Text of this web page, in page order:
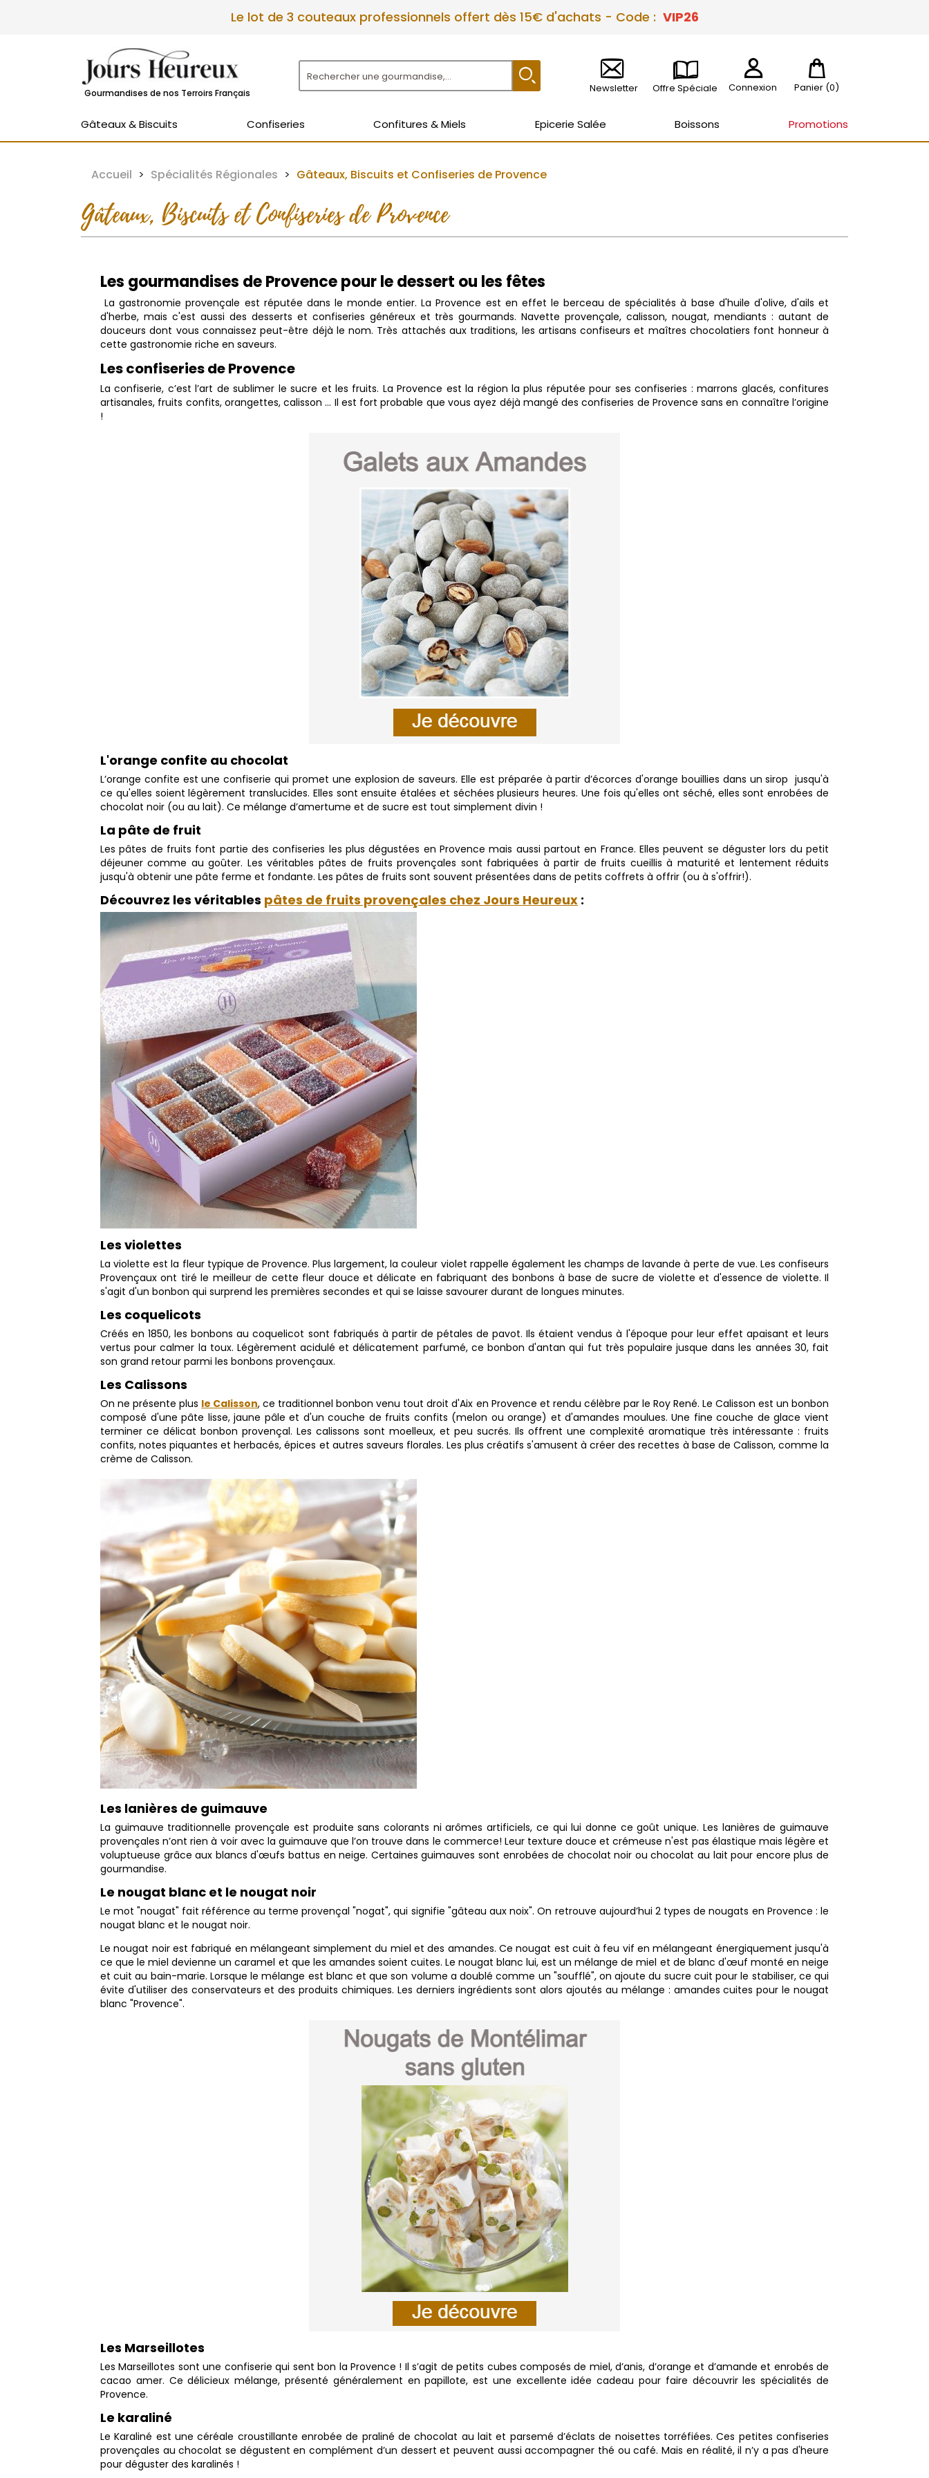
Le lot de 3 couteaux professionnels offert dès 15€ d'achats - Code : VIP26
Gourmandises de nos Terroirs Français Newsletter Offre Spéciale Connexion Panier (0)
Gâteaux & Biscuits Confiseries Confitures & Miels Epicerie Salée Boissons Promotions
Accueil Spécialités Régionales Gâteaux, Biscuits et Confiseries de Provence
Gâteaux, Biscuits et Confiseries de Provence
Les gourmandises de Provence pour le dessert ou les fêtes
La gastronomie provençale est réputée dans le monde entier. La Provence est en effet le berceau de spécialités à base d'huile d'olive, d'ails et
d'herbe, mais c'est aussi des desserts et confiseries généreux et très gourmands. Navette provençale, calisson, nougat, mendiants : autant de
douceurs dont vous connaissez peut-être déjà le nom. Très attachés aux traditions, les artisans confiseurs et maîtres chocolatiers font honneur à
cette gastronomie riche en saveurs.
Les confiseries de Provence
La confiserie, c’est l’art de sublimer le sucre et les fruits. La Provence est la région la plus réputée pour ses confiseries : marrons glacés, confitures
artisanales, fruits confits, orangettes, calisson … Il est fort probable que vous ayez déjà mangé des confiseries de Provence sans en connaître l’origine
!
L'orange confite au chocolat
L’orange confite est une confiserie qui promet une explosion de saveurs. Elle est préparée à partir d’écorces d'orange bouillies dans un sirop jusqu'à
ce qu'elles soient légèrement translucides. Elles sont ensuite étalées et séchées plusieurs heures. Une fois qu'elles ont séché, elles sont enrobées de
chocolat noir (ou au lait). Ce mélange d’amertume et de sucre est tout simplement divin !
La pâte de fruit
Les pâtes de fruits font partie des confiseries les plus dégustées en Provence mais aussi partout en France. Elles peuvent se déguster lors du petit
déjeuner comme au goûter. Les véritables pâtes de fruits provençales sont fabriquées à partir de fruits cueillis à maturité et lentement réduits
jusqu'à obtenir une pâte ferme et fondante. Les pâtes de fruits sont souvent présentées dans de petits coffrets à offrir (ou à s'offrir!).
Découvrez les véritables pâtes de fruits provençales chez Jours Heureux :
Les violettes
La violette est la fleur typique de Provence. Plus largement, la couleur violet rappelle également les champs de lavande à perte de vue. Les confiseurs
Provençaux ont tiré le meilleur de cette fleur douce et délicate en fabriquant des bonbons à base de sucre de violette et d'essence de violette. Il
s'agit d'un bonbon qui surprend les premières secondes et qui se laisse savourer durant de longues minutes.
Les coquelicots
Créés en 1850, les bonbons au coquelicot sont fabriqués à partir de pétales de pavot. Ils étaient vendus à l'époque pour leur effet apaisant et leurs
vertus pour calmer la toux. Légèrement acidulé et délicatement parfumé, ce bonbon d'antan qui fut très populaire jusque dans les années 30, fait
son grand retour parmi les bonbons provençaux.
Les Calissons
On ne présente plus le Calisson, ce traditionnel bonbon venu tout droit d'Aix en Provence et rendu célèbre par le Roy René. Le Calisson est un bonbon
composé d'une pâte lisse, jaune pâle et d'un couche de fruits confits (melon ou orange) et d'amandes moulues. Une fine couche de glace vient
terminer ce délicat bonbon provençal. Les calissons sont moelleux, et peu sucrés. Ils offrent une complexité aromatique très intéressante : fruits
confits, notes piquantes et herbacés, épices et autres saveurs florales. Les plus créatifs s'amusent à créer des recettes à base de Calisson, comme la
crème de Calisson.
Les lanières de guimauve
La guimauve traditionnelle provençale est produite sans colorants ni arômes artificiels, ce qui lui donne ce goût unique. Les lanières de guimauve
provençales n’ont rien à voir avec la guimauve que l’on trouve dans le commerce! Leur texture douce et crémeuse n'est pas élastique mais légère et
voluptueuse grâce aux blancs d'œufs battus en neige. Certaines guimauves sont enrobées de chocolat noir ou chocolat au lait pour encore plus de
gourmandise.
Le nougat blanc et le nougat noir
Le mot "nougat" fait référence au terme provençal "nogat", qui signifie "gâteau aux noix". On retrouve aujourd’hui 2 types de nougats en Provence : le
nougat blanc et le nougat noir.
Le nougat noir est fabriqué en mélangeant simplement du miel et des amandes. Ce nougat est cuit à feu vif en mélangeant énergiquement jusqu'à
ce que le miel devienne un caramel et que les amandes soient cuites. Le nougat blanc lui, est un mélange de miel et de blanc d'œuf monté en neige
et cuit au bain-marie. Lorsque le mélange est blanc et que son volume a doublé comme un "soufflé", on ajoute du sucre cuit pour le stabiliser, ce qui
évite d'utiliser des conservateurs et des produits chimiques. Les derniers ingrédients sont alors ajoutés au mélange : amandes cuites pour le nougat
blanc "Provence".
Les Marseillotes
Les Marseillotes sont une confiserie qui sent bon la Provence ! Il s’agit de petits cubes composés de miel, d’anis, d’orange et d’amande et enrobés de
cacao amer. Ce délicieux mélange, présenté généralement en papillote, est une excellente idée cadeau pour faire découvrir les spécialités de
Provence.
Le karaliné
Le Karaliné est une céréale croustillante enrobée de praliné de chocolat au lait et parsemé d’éclats de noisettes torréfiées. Ces petites confiseries
provençales au chocolat se dégustent en complément d’un dessert et peuvent aussi accompagner thé ou café. Mais en réalité, il n’y a pas d'heure
pour déguster des karalinés !